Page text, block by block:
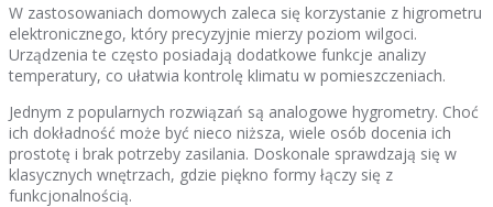
W zastosowaniach domowych zaleca się korzystanie z higrometru
elektronicznego, który precyzyjnie mierzy poziom wilgoci.
Urządzenia te często posiadają dodatkowe funkcje analizy
temperatury, co ułatwia kontrolę klimatu w pomieszczeniach.
Jednym z popularnych rozwiązań są analogowe hygrometry. Choć
ich dokładność może być nieco niższa, wiele osób docenia ich
prostotę i brak potrzeby zasilania. Doskonale sprawdzają się w
klasycznych wnętrzach, gdzie piękno formy łączy się z
funkcjonalnością.